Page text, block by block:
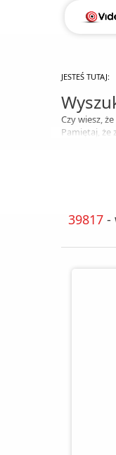
JESTEŚ TUTAJ:
Czy wiesz,
Pamiętaj,
39817 -